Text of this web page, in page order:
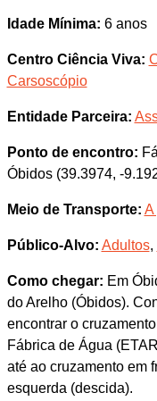
Idade Mínima: 6 anos
Centro Ciência Viva:
Carsoscópio
Entidade Parceira:
Ponto de encontro:
Óbidos (39.3974, -
Meio de Transporte: A
Público-Alvo: Adultos,
Como chegar: Em
do Arelho (Óbidos).
encontrar o
Fábrica de Água
até ao cruzamento em
esquerda (descida).